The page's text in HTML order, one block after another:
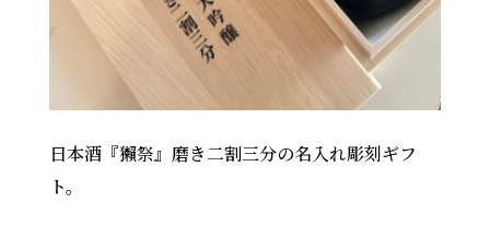
日本酒『獺祭』磨き二割三分の名入れ彫刻ギフ
ト。